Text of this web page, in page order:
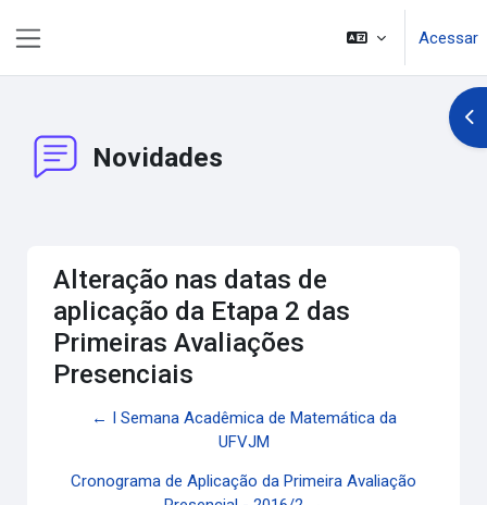
Acessar
Novidades
Alteração nas datas de
aplicação da Etapa 2 das
Primeiras Avaliações
Presenciais
← I Semana Acadêmica de Matemática da
UFVJM
Cronograma de Aplicação da Primeira Avaliação